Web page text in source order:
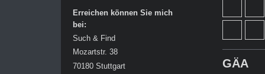
GÄA
Erreichen können Sie mich
bei:
Such & Find
Mozartstr. 38
70180 Stuttgart